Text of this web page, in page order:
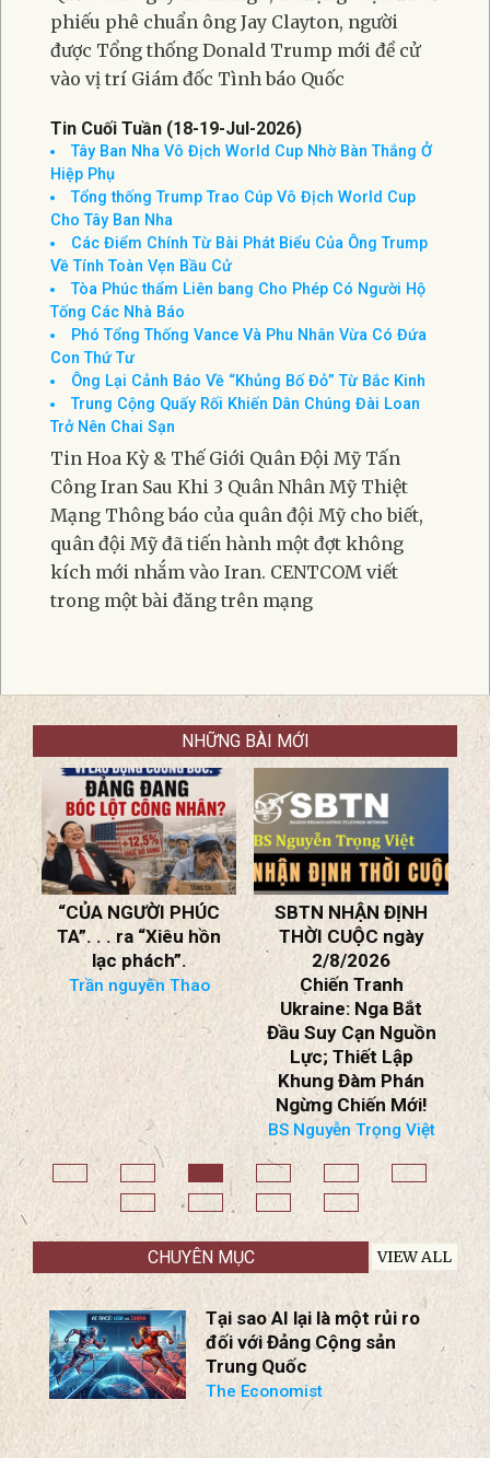
Ông Trump Ca Ngợi Nghị Sĩ Lindsey Graham
Thượng Viện Thúc Đẩy Trừng Phạt Nga Và Iran
Tin Hoa Kỳ & Thế Giới Thượng Viện Phê
Chuẩn Jay Clayton Làm Giám Đốc Tình Báo
Quốc Gia Ngày 28 tháng 7, Thượng Viện đã bỏ
phiếu phê chuẩn ông Jay Clayton, người
được Tổng thống Donald Trump mới đề cử
vào vị trí Giám đốc Tình báo Quốc
Tin Cuối Tuần (18-19-Jul-2026)
Tây Ban Nha Vô Địch World Cup Nhờ Bàn Thắng Ở
Hiệp Phụ
Tổng thống Trump Trao Cúp Vô Địch World Cup
Cho Tây Ban Nha
Các Điểm Chính Từ Bài Phát Biểu Của Ông Trump
Về Tính Toàn Vẹn Bầu Cử
Tòa Phúc thẩm Liên bang Cho Phép Có Người Hộ
Tống Các Nhà Báo
Phó Tổng Thống Vance Và Phu Nhân Vừa Có Đứa
Con Thứ Tư
Ông Lại Cảnh Báo Về “Khủng Bố Đỏ” Từ Bắc Kinh
Trung Cộng Quấy Rối Khiến Dân Chúng Đài Loan
Trở Nên Chai Sạn
Tin Hoa Kỳ & Thế Giới Quân Đội Mỹ Tấn
Công Iran Sau Khi 3 Quân Nhân Mỹ Thiệt
kích mới nhắm vào Iran. CENTCOM viết
trong một bài đăng trên mạng
NHỮNG BÀI MỚI
“CỦA NGƯỜI PHÚC
TA”. . . ra “Xiêu hồn
lạc phách”.
Trần nguyên Thao
SBTN NHẬN ĐỊNH
THỜI CUỘC ngày
2/8/2026
Chiến Tranh
Ukraine: Nga Bắt
Đầu Suy Cạn Nguồn
Lực; Thiết Lập
Khung Đàm Phán
Ngừng Chiến Mới!
BS Nguyễn Trọng Việt
CHUYÊN MỤC